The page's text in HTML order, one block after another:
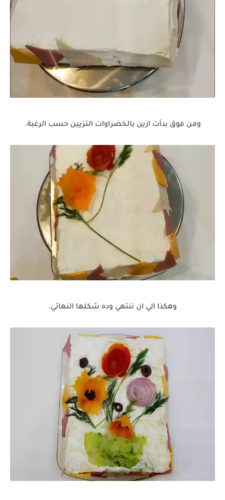
ومن فوق بدأت ازين بالخضراوات التزيين حسب الرغبة.
وهكذا الي ان ننتهي وده شكلها النهائي.